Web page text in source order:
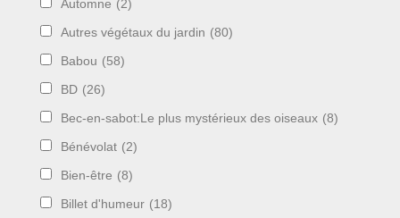
Automne (2)
Autres végétaux du jardin (80)
Babou (58)
BD (26)
Bec-en-sabot:Le plus mystérieux des oiseaux (8)
Bénévolat (2)
Bien-être (8)
Billet d'humeur (18)